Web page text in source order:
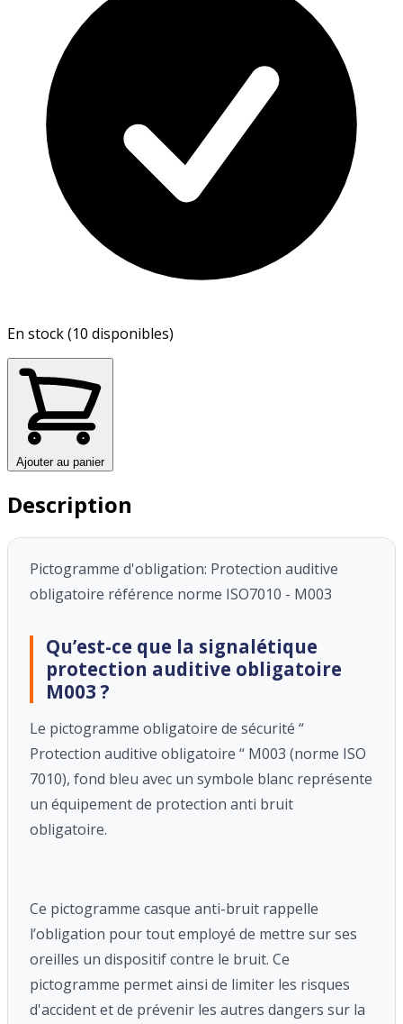
En stock (10 disponibles)
Ajouter au panier
Description
Pictogramme d'obligation: Protection auditive
obligatoire référence norme ISO7010 - M003
Qu’est-ce que la signalétique
protection auditive obligatoire
M003 ?
Le pictogramme obligatoire de sécurité “
Protection auditive obligatoire “ M003 (norme ISO
7010), fond bleu avec un symbole blanc représente
un équipement de protection anti bruit
obligatoire.
Ce pictogramme casque anti-bruit rappelle
l’obligation pour tout employé de mettre sur ses
oreilles un dispositifcontre le bruit. Ce
pictogramme permet ainsi de limiter les risques
d'accident et de prévenir les autres dangers sur la